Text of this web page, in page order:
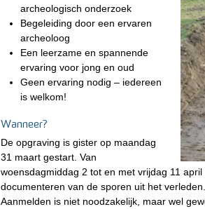
archeologisch onderzoek
Begeleiding door een ervaren
archeoloog
Een leerzame en spannende
ervaring voor jong en oud
Geen ervaring nodig – iedereen
is welkom!
Wanneer?
De opgraving is gister op maandag
31 maart gestart. Van
woensdagmiddag 2 tot en met vrijdag 11
documenteren van de sporen uit het
Aanmelden is niet noodzakelijk, maar wel